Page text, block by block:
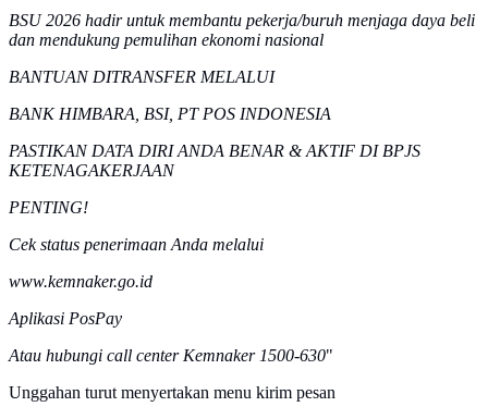
BSU 2026 hadir untuk membantu pekerja/buruh menjaga daya beli
dan mendukung pemulihan ekonomi nasional
BANTUAN DITRANSFER MELALUI
BANK HIMBARA, BSI, PT POS INDONESIA
PASTIKAN DATA DIRI ANDA BENAR & AKTIF DI BPJS
KETENAGAKERJAAN
PENTING!
Cek status penerimaan Anda melalui
www.kemnaker.go.id
Aplikasi PosPay
Atau hubungi call center Kemnaker 1500-630"
Unggahan turut menyertakan menu kirim pesan